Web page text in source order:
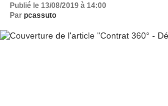
Publié le 13/08/2019 à 14:00
Par pcassuto